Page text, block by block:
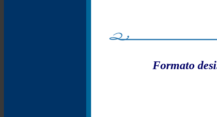
Formato